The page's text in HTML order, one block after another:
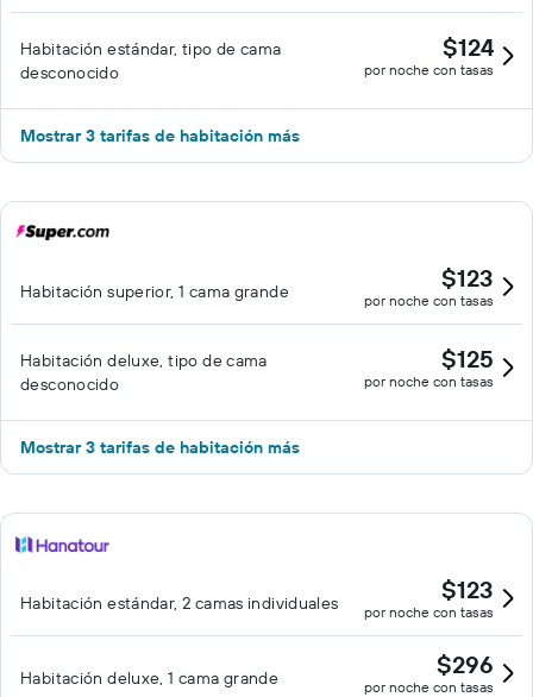
Habitación estándar, tipo de cama
desconocido
$124
por noche con tasas
Mostrar 3 tarifas de habitación más
Habitación superior, 1 cama grande $123
por noche con tasas
Habitación deluxe, tipo de cama
desconocido
$125
por noche con tasas
Mostrar 3 tarifas de habitación más
Habitación estándar, 2 camas individuales $123
por noche con tasas
Habitación deluxe, 1 cama grande $296
por noche con tasas